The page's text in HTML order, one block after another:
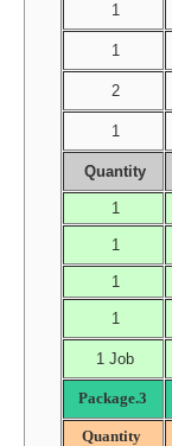
1
1
2
1
Quantity
1
1
1
1
1 Job
Package.3
Quantity